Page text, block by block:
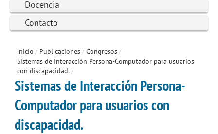
Docencia
Contacto
Inicio / Publicaciones/ Congresos/
Sistemas de Interacción Persona-Computador para usuarios
con discapacidad./
Sistemas de Interacción Persona-
Computador para usuarios con
discapacidad.